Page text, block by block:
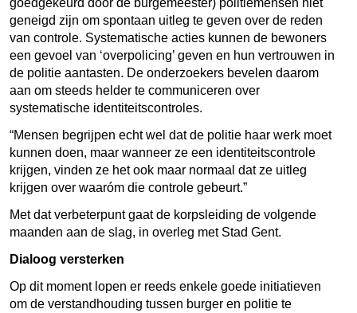
geneigd zijn om spontaan uitleg te geven over de reden
van controle. Systematische acties kunnen de bewoners
een gevoel van ‘overpolicing’ geven en hun vertrouwen in
de politie aantasten. De onderzoekers bevelen daarom
aan om steeds helder te communiceren over
systematische identiteitscontroles.
“Mensen begrijpen echt wel dat de politie haar werk moet
kunnen doen, maar wanneer ze een identiteitscontrole
krijgen, vinden ze het ook maar normaal dat ze uitleg
krijgen over waaróm die controle gebeurt.”
Met dat verbeterpunt gaat de korpsleiding de volgende
maanden aan de slag, in overleg met Stad Gent.
Dialoog versterken
Op dit moment lopen er reeds enkele goede initiatieven
om de verstandhouding tussen burger en politie te